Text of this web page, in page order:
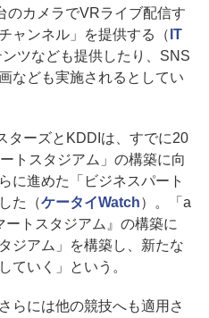
のカメラでVRライブ配信す
ャンネル」を提供する（ IT
ツなども提供したり、SNS
なども実施されるとしてい
ーズとKDDIは、すでに20
トスタジアム」の構築に向
に進めた「ビジネスパート
た（ケータイWatch）。「a
トスタジアム』の構築に
ジアム」を構築し、新たな
ていく」という。
らには他の競技へも適用さ